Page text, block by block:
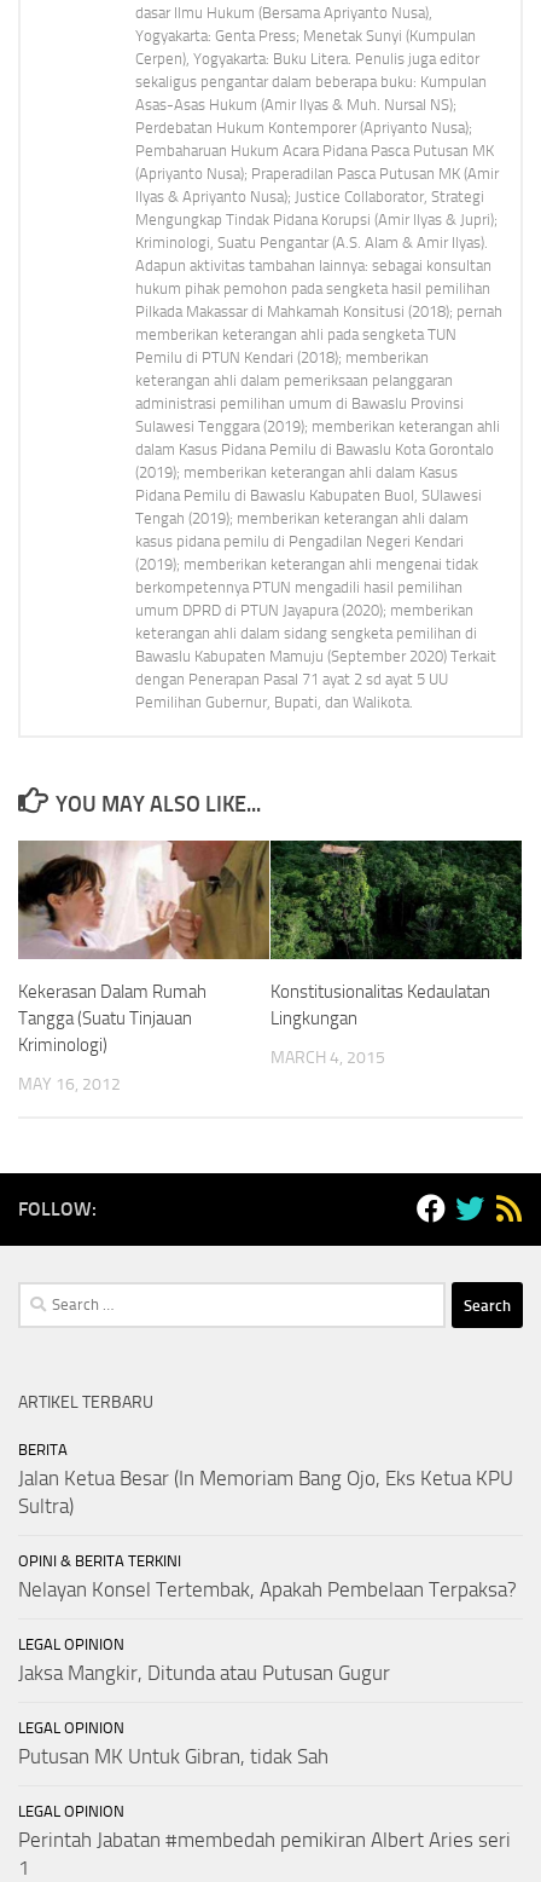
dasar Ilmu Hukum (Bersama Apriyanto Nusa),
Yogyakarta: Genta Press; Menetak Sunyi (Kumpulan
Cerpen), Yogyakarta: Buku Litera. Penulis juga editor
sekaligus pengantar dalam beberapa buku: Kumpulan
Asas-Asas Hukum (Amir Ilyas & Muh. Nursal NS);
Perdebatan Hukum Kontemporer (Apriyanto Nusa);
Pembaharuan Hukum Acara Pidana Pasca Putusan MK
(Apriyanto Nusa); Praperadilan Pasca Putusan MK (Amir
Ilyas & Apriyanto Nusa); Justice Collaborator, Strategi
Mengungkap Tindak Pidana Korupsi (Amir Ilyas & Jupri);
Kriminologi, Suatu Pengantar (A.S. Alam & Amir Ilyas).
Adapun aktivitas tambahan lainnya: sebagai konsultan
hukum pihak pemohon pada sengketa hasil pemilihan
Pilkada Makassar di Mahkamah Konsitusi (2018); pernah
memberikan keterangan ahli pada sengketa TUN
Pemilu di PTUN Kendari (2018); memberikan
keterangan ahli dalam pemeriksaan pelanggaran
administrasi pemilihan umum di Bawaslu Provinsi
Sulawesi Tenggara (2019); memberikan keterangan ahli
dalam Kasus Pidana Pemilu di Bawaslu Kota Gorontalo
(2019); memberikan keterangan ahli dalam Kasus
Pidana Pemilu di Bawaslu Kabupaten Buol, SUlawesi
Tengah (2019); memberikan keterangan ahli dalam
kasus pidana pemilu di Pengadilan Negeri Kendari
(2019); memberikan keterangan ahli mengenai tidak
berkompetennya PTUN mengadili hasil pemilihan
umum DPRD di PTUN Jayapura (2020); memberikan
keterangan ahli dalam sidang sengketa pemilihan di
Bawaslu Kabupaten Mamuju (September 2020) Terkait
dengan Penerapan Pasal 71 ayat 2 sd ayat 5 UU
Pemilihan Gubernur, Bupati, dan Walikota.
YOU MAY ALSO LIKE...
Kekerasan Dalam Rumah
Tangga (Suatu Tinjauan
Kriminologi)
MAY 16, 2012
Konstitusionalitas Kedaulatan
Lingkungan
MARCH 4, 2015
FOLLOW:
Search
for:
ARTIKEL TERBARU
BERITA
Jalan Ketua Besar (In Memoriam Bang Ojo, Eks Ketua KPU
Sultra)
OPINI & BERITA TERKINI
Nelayan Konsel Tertembak, Apakah Pembelaan Terpaksa?
LEGAL OPINION
Jaksa Mangkir, Ditunda atau Putusan Gugur
LEGAL OPINION
Putusan MK Untuk Gibran, tidak Sah
LEGAL OPINION
Perintah Jabatan #membedah pemikiran Albert Aries seri
1